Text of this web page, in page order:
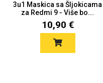
3u1 Maskica sa Šljokicama
za Redmi 9 - Više bo...
10,90 €